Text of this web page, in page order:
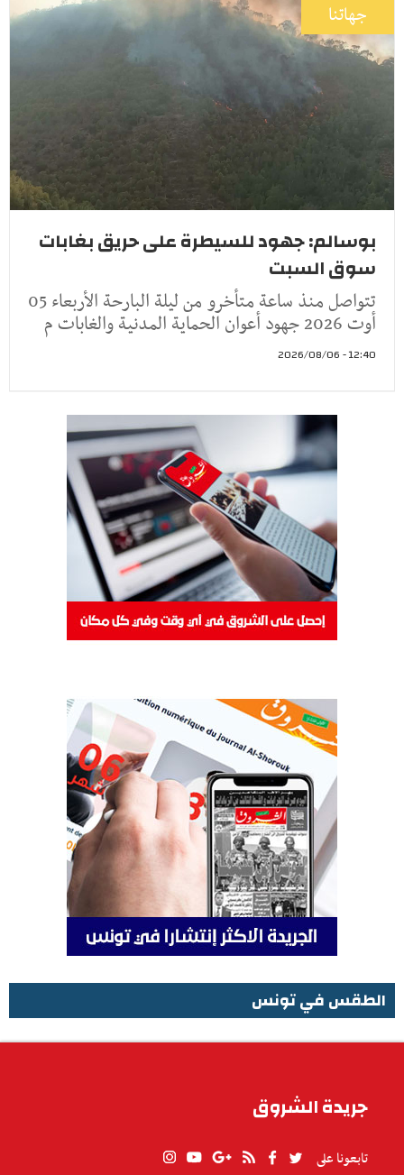
جهاتنا
بوسالم: جهود للسيطرة على حريق بغابات
سوق السبت
تتواصل منذ ساعة متأخرو من ليلة البارحة الأربعاء 05
أوت 2026 جهود أعوان الحماية المدنية والغابات م
12:40 - 2026/08/06
الطقس في تونس
جريدة الشروق
تابعونا على